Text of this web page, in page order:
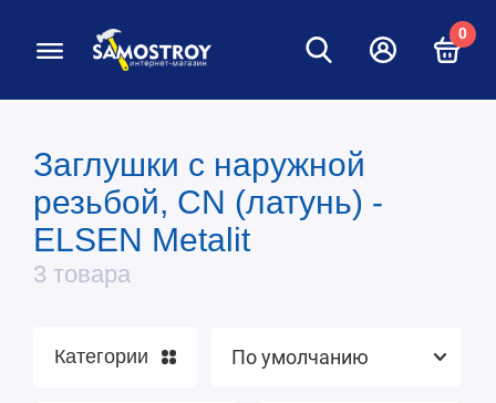
0
Заглушки с наружной
резьбой, CN (латунь) -
ELSEN Metalit
3 товара
Гайки стопорные
Заглушки
Крестовины
Муфты
Категории